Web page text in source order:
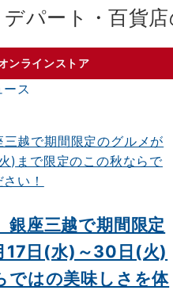
デパート・百貨
ンラインストア
ス
座三越で期間限定
17日(水)～30日(火)
ではの美味しさを体